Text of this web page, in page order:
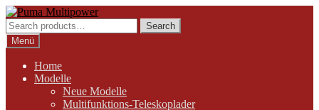
Zur
Navigation
springen
Zum
Inhalt
springen
Search
for:
Search
Menü
Home
Modelle
Neue Modelle
Multifunktions-Teleskoplader